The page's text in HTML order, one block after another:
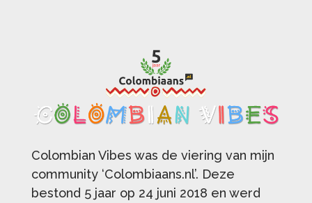
Colombian Vibes was de viering van mijn
community ‘Colombiaans.nl’. Deze
bestond 5 jaar op 24 juni 2018 en werd